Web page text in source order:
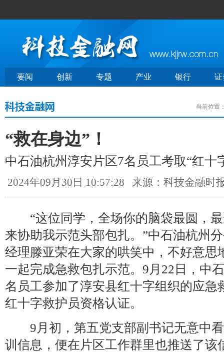
要闻 创新 专题 产业 银行 证
当前位置
“救在身边”！
中石油杭州淳安片区7名员工考取“红十
2024年09月30日 10:57:28 来源：科技金融时
“这位同学，全场你的脑袋最圆，最
来协助我示范头部包扎。”中石油杭州
经理滕亚荣在大家的哄笑中，不好意思
一起完成急救包扎示范。9月22日，中
名员工参加了淳安县红十字组织的应急
红十字救护员资格认证。
9月初，第五党支部副书记无意中看
训信息，便在片区工作群里也推送了该